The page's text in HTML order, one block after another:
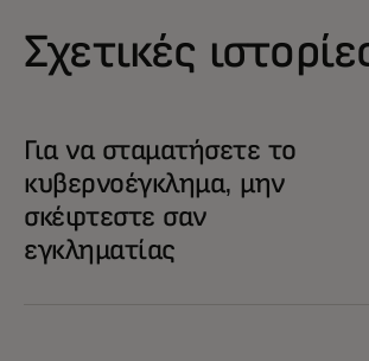
Σχετικές
Για να σταματήσετε το
κυβερνοέγκλημα, μην
σκέφτεστε σαν
εγκληματίας